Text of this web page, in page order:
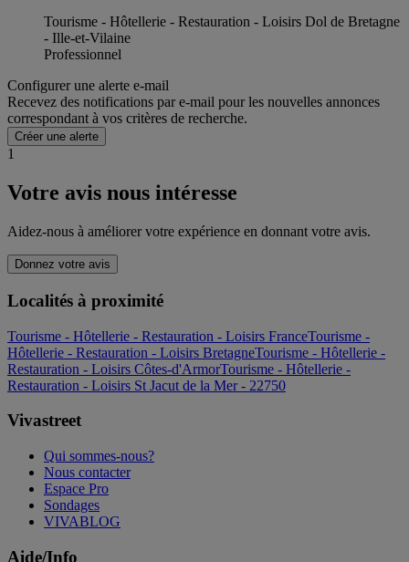
Tourisme - Hôtellerie - Restauration - Loisirs Dol de Bretagne
- Ille-et-Vilaine
Professionnel
Configurer une alerte e-mail
Recevez des notifications par e-mail pour les nouvelles annonces
correspondant à vos critères de recherche.
Créer une alerte
1
Votre avis nous intéresse
Aidez-nous à améliorer votre expérience en donnant votre avis.
Donnez votre avis
Localités à proximité
Tourisme - Hôtellerie - Restauration - Loisirs FranceTourisme -
Hôtellerie - Restauration - Loisirs BretagneTourisme - Hôtellerie -
Restauration - Loisirs Côtes-d'ArmorTourisme - Hôtellerie -
Restauration - Loisirs St Jacut de la Mer - 22750
Vivastreet
Qui sommes-nous?
Nous contacter
Espace Pro
Sondages
VIVABLOG
Aide/Info